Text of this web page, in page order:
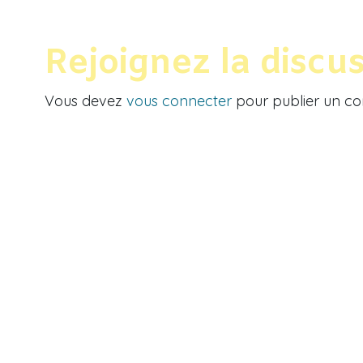
Rejoignez la
Vous devez vous connecter pour publier un